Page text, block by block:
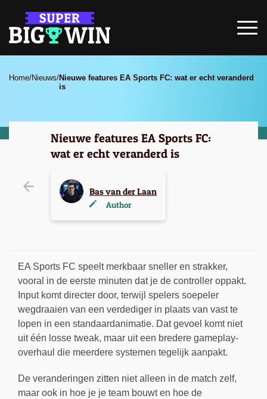
Home/Nieuws/Nieuwe features EA Sports FC: wat er echt veranderd
is
Nieuwe features EA Sports FC:
wat er echt veranderd is
Bas van der Laan
Author
EA Sports FC speelt merkbaar sneller en strakker,
vooral in de eerste minuten dat je de controller oppakt.
Input komt directer door, terwijl spelers soepeler
wegdraaien van een verdediger in plaats van vast te
lopen in een standaardanimatie. Dat gevoel komt niet
uit één losse tweak, maar uit een bredere gameplay-
overhaul die meerdere systemen tegelijk aanpakt.
De veranderingen zitten niet alleen in de match zelf,
maar ook in hoe je je team bouwt en hoe de